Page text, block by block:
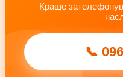
Краще
📞